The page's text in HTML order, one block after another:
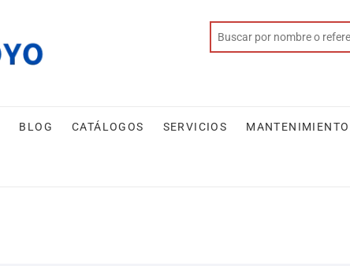
BLOG CATÁLOGOS SERVICIOS